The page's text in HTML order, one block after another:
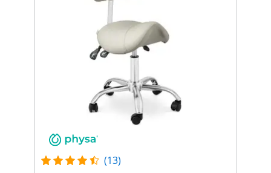
(13)